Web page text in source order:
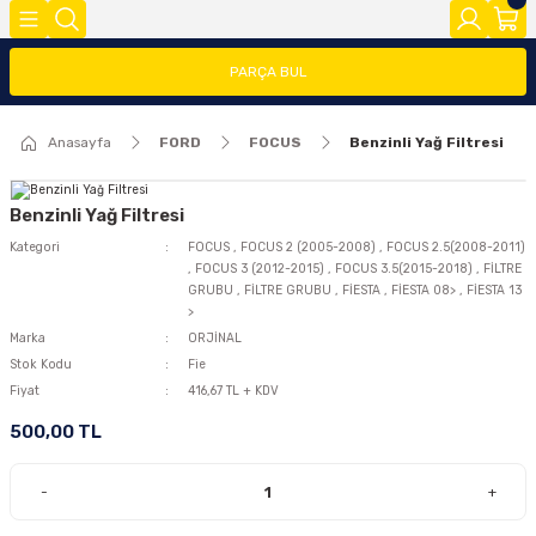
FOCUS
FAR/STOP/AYNA GRUBU
FOCUS 2 (2005-2008)
FİESTA
FİESTA 08>
FİESTA 2002-2008
COURİER
COURİER 2014-2018
COURİER 2023>
CONNECT
CONNECT 2002-2008
CONNECT 2014 >
TRANSİT
TRANSİT 2014-2018
MODEL Y
2020>
(FMY)
PARÇA BUL
Anasayfa FORD FOCUS Benzinli Yağ Filtresi
Benzinli Yağ Filtresi
Kategori FOCUS , FOCUS 2 (2005-2008) , FOCUS 2.5(2008-2011)
, FOCUS 3 (2012-2015) , FOCUS 3.5(2015-2018) , FİLTRE
GRUBU , FİLTRE GRUBU , FİESTA , FİESTA 08> , FİESTA 13
>
Marka
ORJİNAL
Stok Kodu
Fie
Fiyat
416,67 TL + KDV
500,00 TL
- +